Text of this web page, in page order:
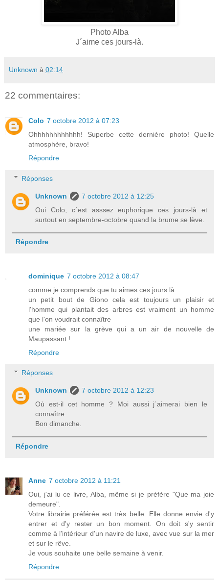
Photo Alba
J´aime ces jours-là.
Unknown à 02:14
22 commentaires:
Colo 7 octobre 2012 à 07:23
Ohhhhhhhhhhhh! Superbe cette dernière photo! Quelle
atmosphère, bravo!
Répondre
Réponses
Unknown
7 octobre 2012 à 12:25
Oui Colo, c´est asssez euphorique ces jours-là et
surtout en septembre-octobre quand la brume se lève.
Répondre
dominique 7 octobre 2012 à 08:47
comme je comprends que tu aimes ces jours là
un petit bout de Giono cela est toujours un plaisir et
l'homme qui plantait des arbres est vraiment un homme
que l'on voudrait connaître
une mariée sur la grève qui a un air de nouvelle de
Maupassant !
Répondre
Réponses
Unknown
7 octobre 2012 à 12:23
Où est-il cet homme ? Moi aussi j´aimerai bien le
connaître.
Bon dimanche.
Répondre
Anne 7 octobre 2012 à 11:21
Oui, j'ai lu ce livre, Alba, même si je préfère "Que ma joie
demeure".
Votre librairie préférée est très belle. Elle donne envie d'y
entrer et d'y rester un bon moment. On doit s'y sentir
comme à l'intérieur d'un navire de luxe, avec vue sur la mer
et sur le rêve.
Je vous souhaite une belle semaine à venir.
Répondre